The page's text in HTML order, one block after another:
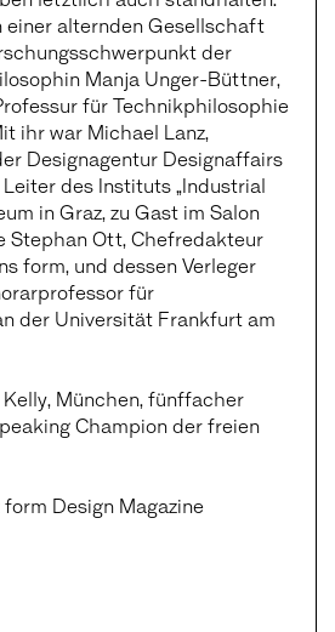
einer alternden Gesellschaft
der
Manja Unger-Büttner,
für Technikphilosophie
ihr war Michael Lanz,
Designagentur Designaffairs
des Instituts „Industrial
in Graz, zu Gast im Salon
Stephan Ott, Chefredakteur
form, und dessen Verleger
für
der Universität Frankfurt am
München, fünffacher
Champion der freien
Design Magazine